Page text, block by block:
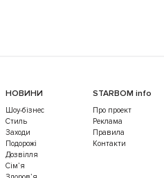
НОВИНИ
Шоу-бізнес
Стиль
Заходи
Подорожі
Дозвілля
Cім’я
STARBOM info
Про проект
Реклама
Правила
Контакти